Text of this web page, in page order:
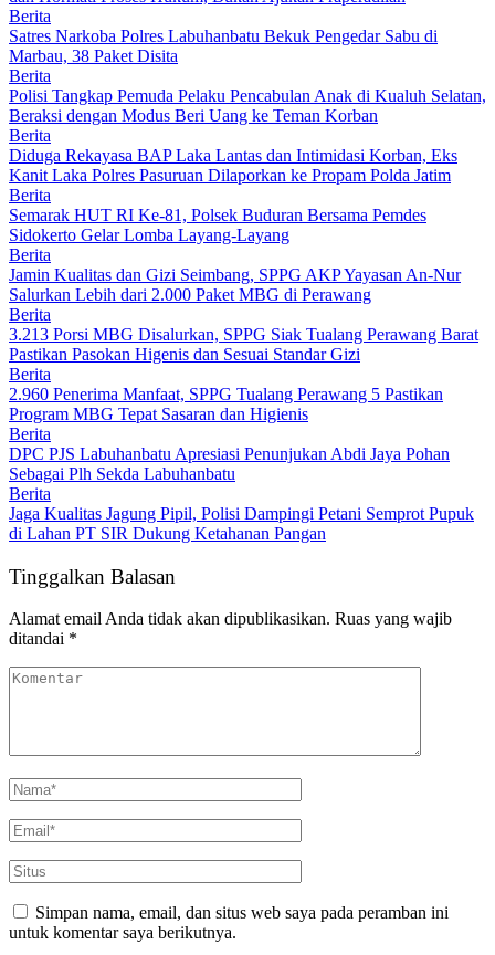
Berita
Satres Narkoba Polres Labuhanbatu Bekuk Pengedar Sabu di
Marbau, 38 Paket Disita
Berita
Polisi Tangkap Pemuda Pelaku Pencabulan Anak di Kualuh Selatan,
Beraksi dengan Modus Beri Uang ke Teman Korban
Berita
Diduga Rekayasa BAP Laka Lantas dan Intimidasi Korban, Eks
Kanit Laka Polres Pasuruan Dilaporkan ke Propam Polda Jatim
Berita
Semarak HUT RI Ke-81, Polsek Buduran Bersama Pemdes
Sidokerto Gelar Lomba Layang-Layang
Berita
Jamin Kualitas dan Gizi Seimbang, SPPG AKP Yayasan An-Nur
Salurkan Lebih dari 2.000 Paket MBG di Perawang
Berita
3.213 Porsi MBG Disalurkan, SPPG Siak Tualang Perawang Barat
Pastikan Pasokan Higenis dan Sesuai Standar Gizi
Berita
2.960 Penerima Manfaat, SPPG Tualang Perawang 5 Pastikan
Program MBG Tepat Sasaran dan Higienis
Berita
DPC PJS Labuhanbatu Apresiasi Penunjukan Abdi Jaya Pohan
Sebagai Plh Sekda Labuhanbatu
Berita
Jaga Kualitas Jagung Pipil, Polisi Dampingi Petani Semprot Pupuk
di Lahan PT SIR Dukung Ketahanan Pangan
Tinggalkan Balasan
Alamat email Anda tidak akan dipublikasikan. Ruas yang wajib
ditandai *
Simpan nama, email, dan situs web saya pada peramban ini
untuk komentar saya berikutnya.